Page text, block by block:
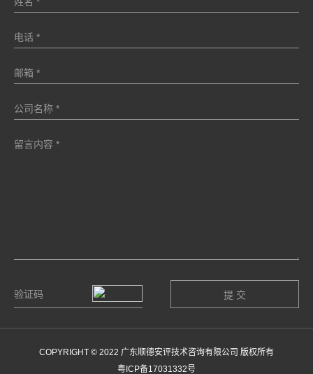
COPYRIGHT © 2022 广东顺德安评技术咨询有限公司 版权所有
粤ICP备17031332号